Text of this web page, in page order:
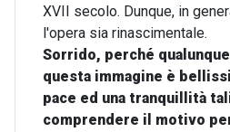
XVII secolo. Dunque, in
l'opera sia rinascimentale.
Sorrido, perché
questa immagine è
pace ed una tranquillità
comprendere il motivo